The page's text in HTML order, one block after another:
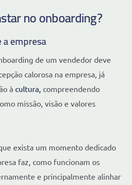
no onboarding?
empresa
de um vendedor deve
calorosa na empresa, já
à cultura, compreendendo
missão, visão e valores
exista um momento dedicado
faz, como funcionam os
e principalmente alinhar